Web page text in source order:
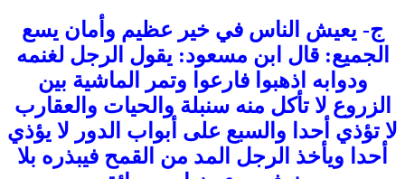
ج- يعيش الناس في خير عظيم وأمان يسع
الجميع: قال ابن مسعود: يقول الرجل لغنمه
ودوابه اذهبوا فارعوا وتمر الماشية بين
الزروع لا تأكل منه سنبلة والحيات والعقارب
لا تؤذي أحدا والسبع على أبواب الدور لا يؤذي
أحدا ويأخذ الرجل المد من القمح فيبذره بلا